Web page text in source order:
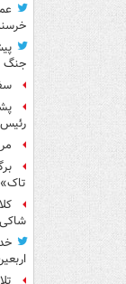
جنگ
تاک» با